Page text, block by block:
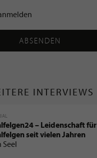
ABSENDEN
INTERVIEWS
– Leidenschaft für
seit vielen Jahren
Seel